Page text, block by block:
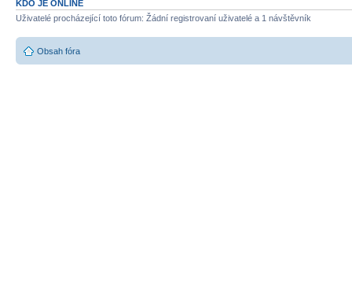
KDO JE ONLINE
Uživatelé procházející toto fórum: Žádní registrovaní uživatelé a 1 návštěvník
Obsah fóra